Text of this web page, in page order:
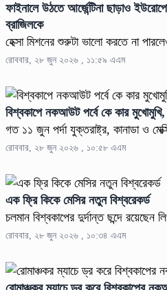
ফাইনালে উঠতে আর্জেন্টিনা ছাড়াও
ব্রাজিলকে
হেক্সা মিশনের শুরুটা ভালো করতে না
রোববার, ২৮ জুন ২০২৬ , ১১:৫৯ এএম
বিশ্বকাপে নকআউট পর্বে কে কার মুখোমুখি,
গত ১১ জুন পর্দা যুক্তরাষ্ট্র, কানাডা ও
রোববার, ২৮ জুন ২০২৬ , ১০:৫৮ এএম
এক ফ্রি কিকে মেসির নতুন বিশ্বরেকর্ড
চলমান বিশ্বকাপের দুর্দান্ত ছন্দে
রোববার, ২৮ জুন ২০২৬ , ১০:৩৪ এএম